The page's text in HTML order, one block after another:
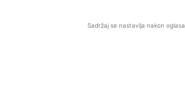
Sadržaj se nastavlja nakon oglasa